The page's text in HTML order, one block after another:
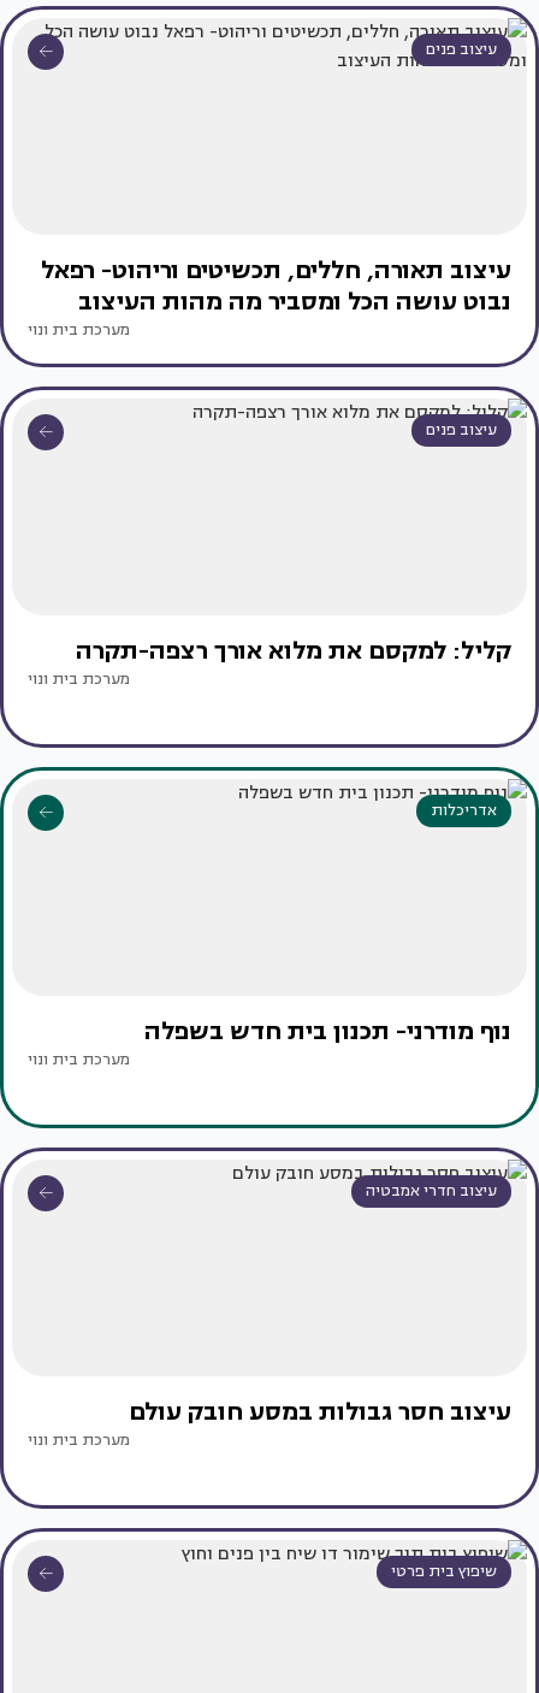
עיצוב פנים
עיצוב תאורה, חללים, תכשיטים וריהוט- רפאל
נבוט עושה הכל ומסביר מה מהות העיצוב
מערכת בית ונוי
עיצוב פנים
קליל: למקסם את מלוא אורך רצפה-תקרה
מערכת בית ונוי
אדריכלות
נוף מודרני- תכנון בית חדש בשפלה
מערכת בית ונוי
עיצוב חדרי אמבטיה
עיצוב חסר גבולות במסע חובק עולם
מערכת בית ונוי
שיפוץ בית פרטי